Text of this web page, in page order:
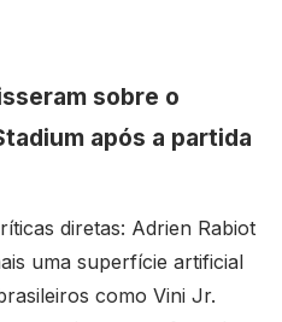
sobre o
após a partida
diretas: Adrien Rabiot
uma superfície artificial
como Vini Jr.